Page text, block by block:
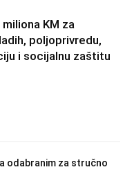
KM za
poljoprivredu,
i socijalnu zaštitu
odabranim za stručno